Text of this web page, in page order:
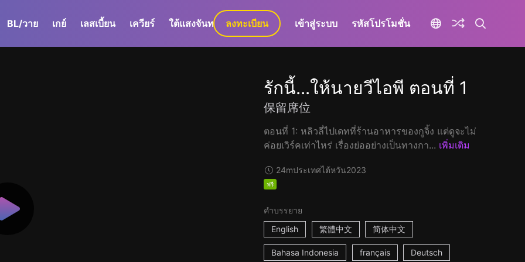
BL/วาย เกย์ เลสเบี้ยน เควียร์ ใต้แสงจันทร์ GaLa+
ลงทะเบียน เข้าสู่ระบบ รหัสโปรโมชั่น
รักนี้...ให้นายวีไอพี ตอนที่ 1
保留席位
ตอนที่ 1: หลิวลี่ไปเดทที่ร้านอาหารของกูจิ้ง แต่ดูจะไม่
ค่อยเวิร์คเท่าไหร่ เรื่องย่ออย่างเป็นทางกา... เพิ่มเติม
24mประเทศไต้หวัน2023
ฟรี
คำบรรยาย
English
繁體中文 简体中文
Bahasa Indonesia français Deutsch